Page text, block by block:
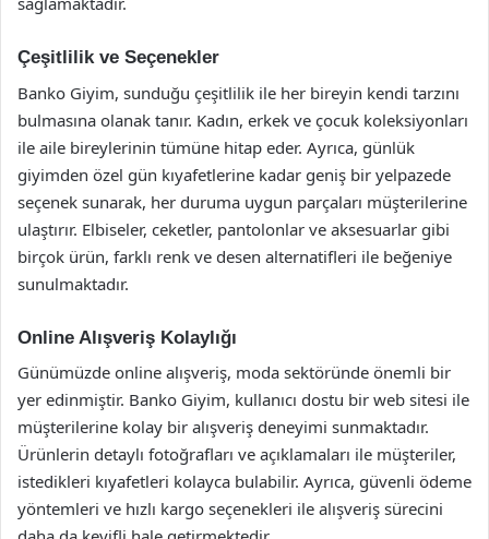
Çeşitlilik ve Seçenekler
Banko Giyim, sunduğu çeşitlilik ile her bireyin kendi tarzını
bulmasına olanak tanır. Kadın, erkek ve çocuk koleksiyonları
ile aile bireylerinin tümüne hitap eder. Ayrıca, günlük
giyimden özel gün kıyafetlerine kadar geniş bir yelpazede
seçenek sunarak, her duruma uygun parçaları müşterilerine
ulaştırır. Elbiseler, ceketler, pantolonlar ve aksesuarlar gibi
birçok ürün, farklı renk ve desen alternatifleri ile beğeniye
sunulmaktadır.
Online Alışveriş Kolaylığı
Günümüzde online alışveriş, moda sektöründe önemli bir
yer edinmiştir. Banko Giyim, kullanıcı dostu bir web sitesi ile
müşterilerine kolay bir alışveriş deneyimi sunmaktadır.
Ürünlerin detaylı fotoğrafları ve açıklamaları ile müşteriler,
istedikleri kıyafetleri kolayca bulabilir. Ayrıca, güvenli ödeme
yöntemleri ve hızlı kargo seçenekleri ile alışveriş sürecini